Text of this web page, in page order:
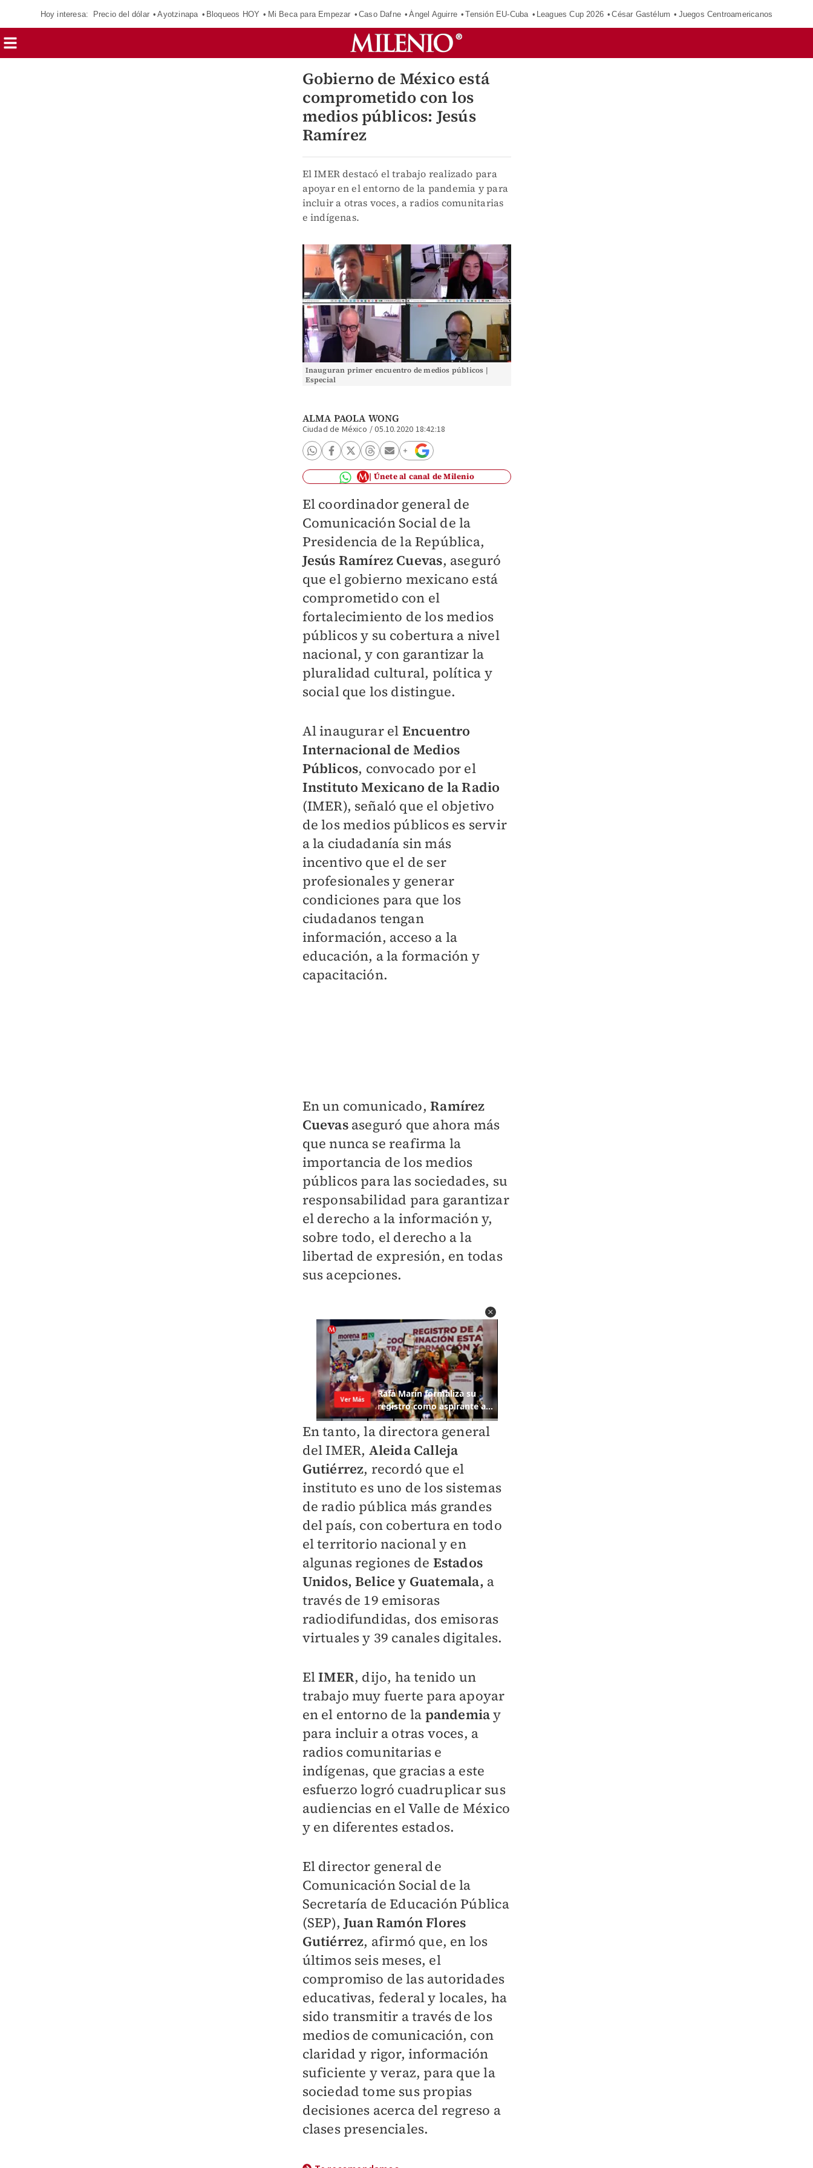
Hoy interesa: Precio del dólar Ayotzinapa Bloqueos HOY Mi Beca para Empezar Caso Dafne Ángel Aguirre Tensión EU-Cuba Leagues Cup 2026 César Gastélum Juegos Centroamericanos
Gobierno de México está
comprometido con los
medios públicos: Jesús
Ramírez
El IMER destacó el trabajo realizado para
apoyar en el entorno de la pandemia y para
incluir a otras voces, a radios comunitarias
e indígenas.
Inauguran primer encuentro de medios públicos |
Especial
ALMA PAOLA WONG
Ciudad de México /05.10.2020 18:42:18
Únete al canal de Milenio
El coordinador general de
Comunicación Social de la
Presidencia de la República,
Jesús Ramírez Cuevas, aseguró
que el gobierno mexicano está
comprometido con el
fortalecimiento de los medios
públicos y su cobertura a nivel
nacional, y con garantizar la
pluralidad cultural, política y
social que los distingue.
Al inaugurar el Encuentro
Internacional de Medios
Públicos, convocado por el
Instituto Mexicano de la Radio
(IMER), señaló que el objetivo
de los medios públicos es servir
a la ciudadanía sin más
incentivo que el de ser
profesionales y generar
condiciones para que los
ciudadanos tengan
información, acceso a la
educación, a la formación y
capacitación.
En un comunicado,Ramírez
Cuevas aseguró que ahora más
que nunca se reafirma la
importancia de los medios
públicos para las sociedades, su
responsabilidad para garantizar
el derecho a la información y,
sobre todo, el derecho a la
libertad de expresión, en todas
sus acepciones.
En tanto, la directora general
del IMER, Aleida Calleja
Gutiérrez, recordó que el
instituto es uno de los sistemas
de radio pública más grandes
del país, con cobertura en todo
el territorio nacional y en
algunas regiones de Estados
Unidos, Belice y Guatemala, a
través de 19 emisoras
radiodifundidas, dos emisoras
virtuales y 39 canales digitales.
ElIMER, dijo, ha tenido un
trabajo muy fuerte para apoyar
en el entorno de la pandemiay
para incluir a otras voces, a
radios comunitarias e
indígenas, que gracias a este
esfuerzo logró cuadruplicar sus
audiencias en el Valle de México
y en diferentes estados.
El director general de
Comunicación Social de la
Secretaría de Educación Pública
(SEP), Juan Ramón Flores
Gutiérrez, afirmó que, en los
últimos seis meses, el
compromiso de las autoridades
educativas, federal y locales, ha
sido transmitir a través de los
medios de comunicación, con
claridad y rigor, información
suficiente y veraz, para que la
sociedad tome sus propias
decisiones acerca del regreso a
clases presenciales.